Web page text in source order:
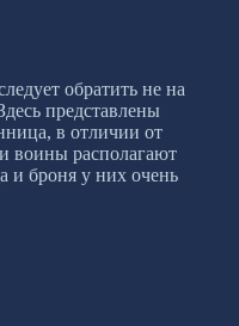
обратить не на
представлены
в отличии от
воины располагают
и броня у них очень